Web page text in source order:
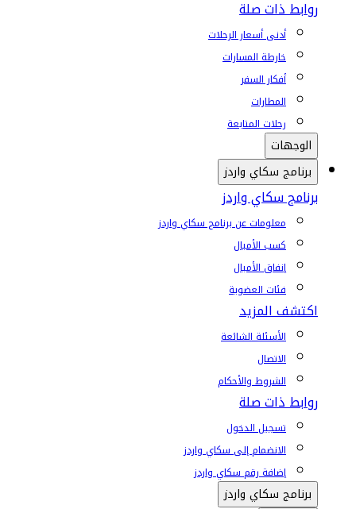
روابط ذات صلة
أدنى أسعار الرحلات
خارطة المسارات
أفكار السفر
المطارات
رحلات المتابعة
الوجهات
برنامج سكاي واردز
برنامج سكاي واردز
معلومات عن برنامج سكاي واردز
كسب الأميال
إنفاق الأميال
فئات العضوية
اكتشف المزيد
الأسئلة الشائعة
الاتصال
الشروط والأحكام
روابط ذات صلة
تسجيل الدخول
الانضمام إلى سكاي واردز
إضافة رقم سكاي واردز
برنامج سكاي واردز